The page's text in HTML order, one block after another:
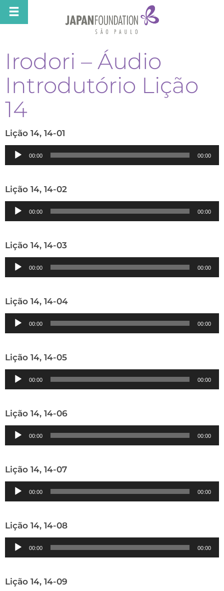
Irodori – Áudio
Introdutório Lição
14
Lição 14, 14-01
Tocador
de
00:00 00:00
Lição 14, 14-02
Tocador
de
00:00 00:00
Lição 14, 14-03
Tocador
de
00:00 00:00
Lição 14, 14-04
Tocador
de
00:00 00:00
Lição 14, 14-05
Tocador
de
00:00 00:00
Lição 14, 14-06
Tocador
de
00:00 00:00
Lição 14, 14-07
Tocador
de
00:00 00:00
Lição 14, 14-08
Tocador
de
00:00 00:00
Lição 14, 14-09